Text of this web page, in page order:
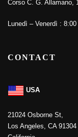
Corso C. G. Allamano,
Lunedì – Venerdì :
CONTACT
USA
21024 Osborne St,
Los Angeles, CA 91304